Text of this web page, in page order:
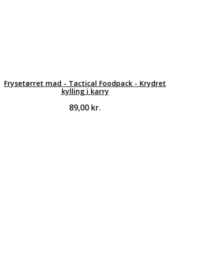
Frysetørret mad - Tactical Foodpack - Krydret
kylling i karry
89,00 kr.